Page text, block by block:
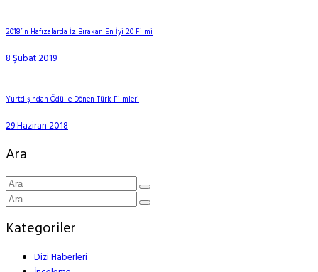
2018’in Hafızalarda İz Bırakan En İyi 20 Filmi
8 Şubat 2019
Yurtdışından Ödülle Dönen Türk Filmleri
29 Haziran 2018
Ara
Kategoriler
Dizi Haberleri